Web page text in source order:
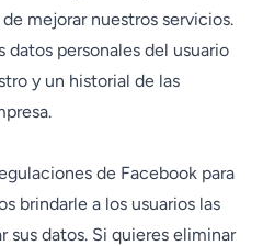
mejorar nuestros servicios.
datos personales del usuario
y un historial de las
de Facebook para
brindarle a los usuarios las
sus datos. Si quieres eliminar